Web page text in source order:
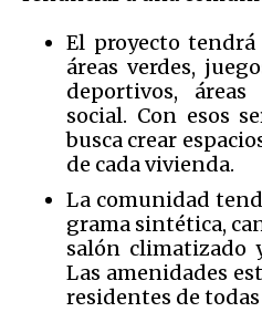
El proyecto tendrá
áreas verdes,
deportivos,
social. Con esos
busca crear
de cada vivienda.
La comunidad
grama sintética,
salón climatizado
Las amenidades
residentes de todas